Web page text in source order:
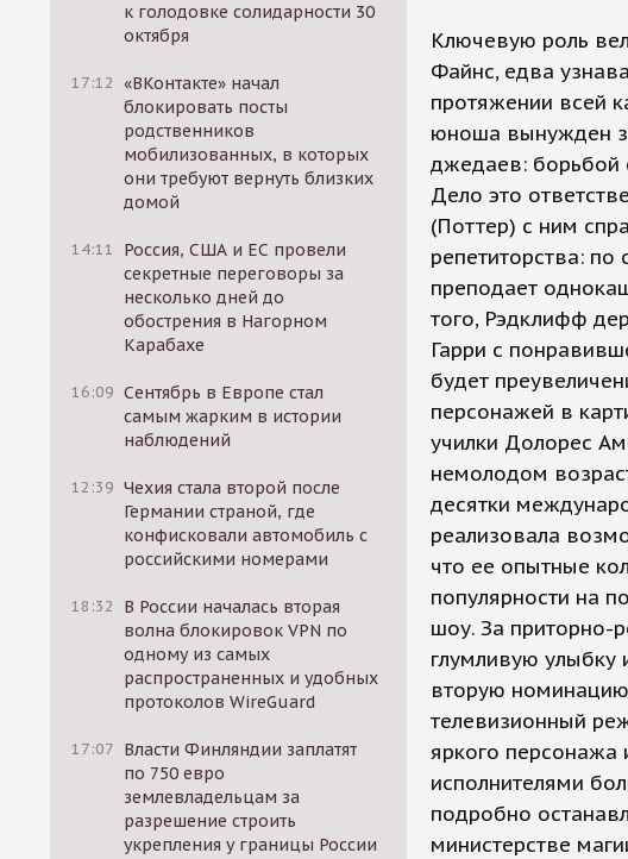
к голодовке солидарности 30
октября
17:12 «ВКонтакте» начал
блокировать посты
родственников
мобилизованных, в которых
они требуют вернуть близких
домой
14:11
Россия, США и ЕС провели
секретные переговоры за
несколько дней до
обострения в Нагорном
Карабахе
16:09 Сентябрь в Европе стал
самым жарким в истории
наблюдений
12:39 Чехия стала второй после
Германии страной, где
конфисковали автомобиль с
российскими номерами
18:32
В России началась вторая
волна блокировок VPN по
одному из самых
распространенных и удобных
протоколов WireGuard
17:07 Власти Финляндии заплатят
по 750 евро
землевладельцам за
разрешение строить
укрепления у границы России
Ключевую роль
Файнс, едва
протяжении всей
юноша вынужден
джедаев: борьбой
Дело это
(Поттер) с ним
репетиторства:
преподает
того, Рэдклифф
Гарри с
будет
персонажей в
училки Долорес
немолодом
десятки
реализовала
что ее опытные
популярности на
шоу. За приторно-
глумливую
вторую
телевизионный
яркого персонажа
исполнителями
подробно
министерстве